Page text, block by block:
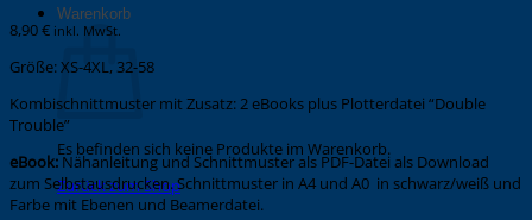
Warenkorb
Es befinden sich keine Produkte im Warenkorb.
Zurück zum Shop
8,90€ inkl. MwSt.
Größe: XS-4XL, 32-58
Kombischnittmuster mit Zusatz: 2 eBooks plus Plotterdatei “Double
Trouble”
eBook:Nähanleitung und Schnittmuster als PDF-Datei als Download
zum Selbstausdrucken. Schnittmuster in A4 und A0 in schwarz/weiß und
Farbe mit Ebenen und Beamerdatei.